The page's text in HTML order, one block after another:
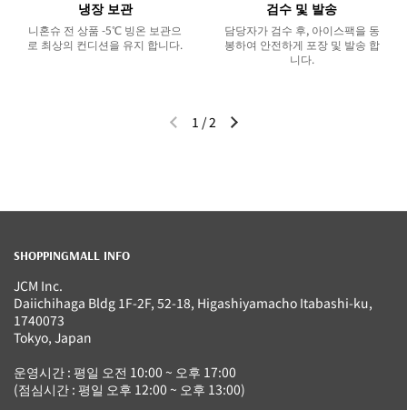
냉장 보관
니혼슈 전 상품 -5℃ 빙온 보관으
로 최상의 컨디션을 유지 합니다.
검수 및 발송
담당자가 검수 후, 아이스팩을 동
봉하여 안전하게 포장 및 발송 합
니다.
이전 슬라이드다음 슬라이드
1 /2
SHOPPINGMALL INFO
JCM Inc.
Daiichihaga Bldg 1F-2F, 52-18, Higashiyamacho Itabashi-ku,
1740073
Tokyo, Japan
운영시간 : 평일 오전 10:00 ~ 오후 17:00
(점심시간 : 평일 오후 12:00 ~ 오후 13:00)